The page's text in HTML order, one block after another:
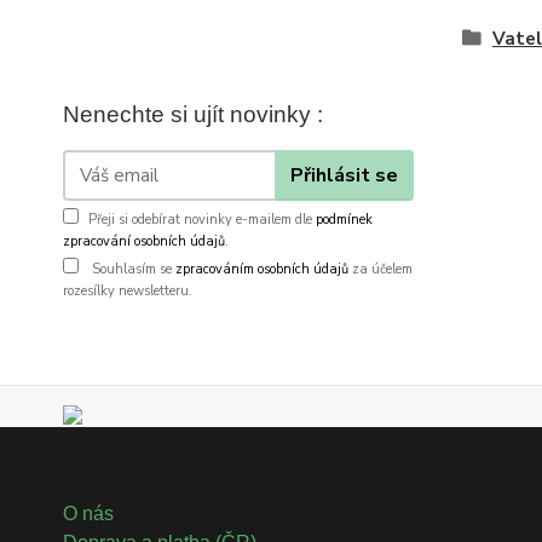
Nenechte si ujít novinky :
Přihlásit se
Přeji si odebírat novinky e-mailem dle podmínek
zpracování osobních údajů.
Souhlasím se zpracováním osobních údajů za účelem
rozesílky newsletteru.
O nás